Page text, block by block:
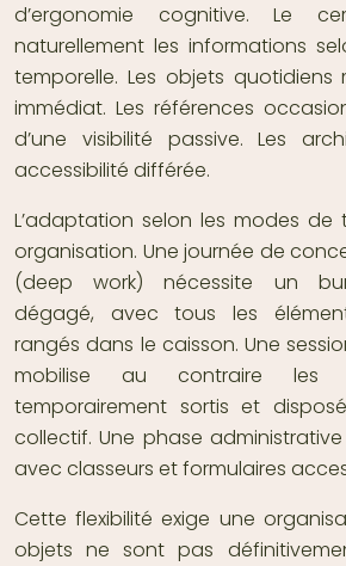
d’ergonomie cognitive. Le
naturellement les informations
temporelle. Les objets
immédiat. Les références
d’une visibilité passive. Les
accessibilité différée.
L’adaptation selon les modes
organisation. Une journée de
(deep work) nécessite un
dégagé, avec tous les
rangés dans le caisson. Une
mobilise au contraire les
temporairement sortis et
collectif. Une phase
avec classeurs et formulaires
Cette flexibilité exige une
objets ne sont pas